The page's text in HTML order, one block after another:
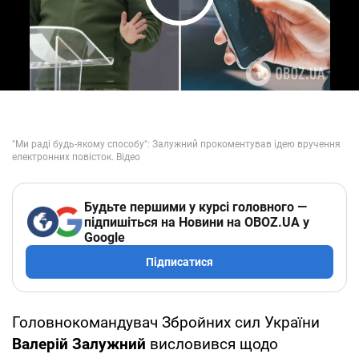
Play Video
Будьте першими у курсі головного —
підпишіться на Новини на OBOZ.UA у
Google
Підписатися
Головнокомандувач Збройних сил України
Валерій Залужний висловився щодо